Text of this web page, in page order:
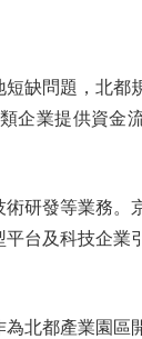
缺問題，北都
企業提供資金
研發等業務。
台及科技企業
北都產業園區